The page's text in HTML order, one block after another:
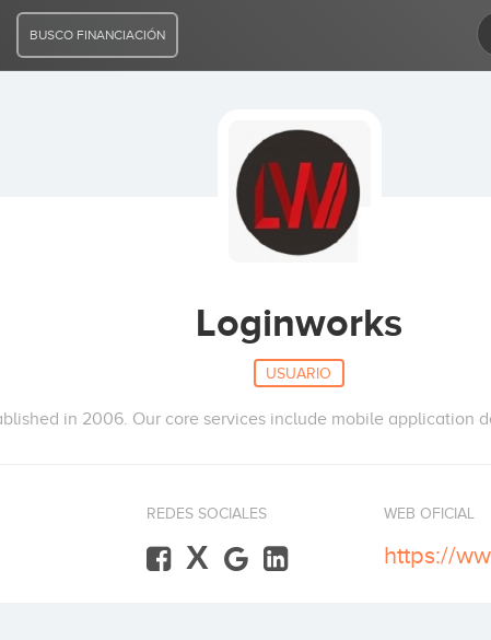
BUSCO FINANCIACIÓN
Loginworks
USUARIO
in 2006. Our core services include mobile application
REDES SOCIALES
X
WEB OFICIAL
https://